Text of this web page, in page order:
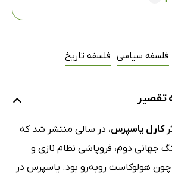
فلسفه سیاسی فلسفه تاریخ
تقصیر
کارل یاسپرس، در سالی منتشر شد که
جهانی دوم، فروپاشی نظام نازی و
هولوکاست روبه‌رو بود. یاسپرس در